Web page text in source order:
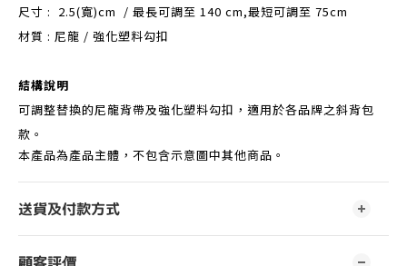
尺寸 : 2.5(寬)cm / 最長可調至 140 cm,最短可調至 75cm
材質 : 尼龍 / 強化塑料勾扣
結構說明
可調整替換的尼龍背帶及強化塑料勾扣，適用於各品牌之斜背包
款。
本產品為產品主體，不包含示意圖中其他商品。
送貨及付款方式